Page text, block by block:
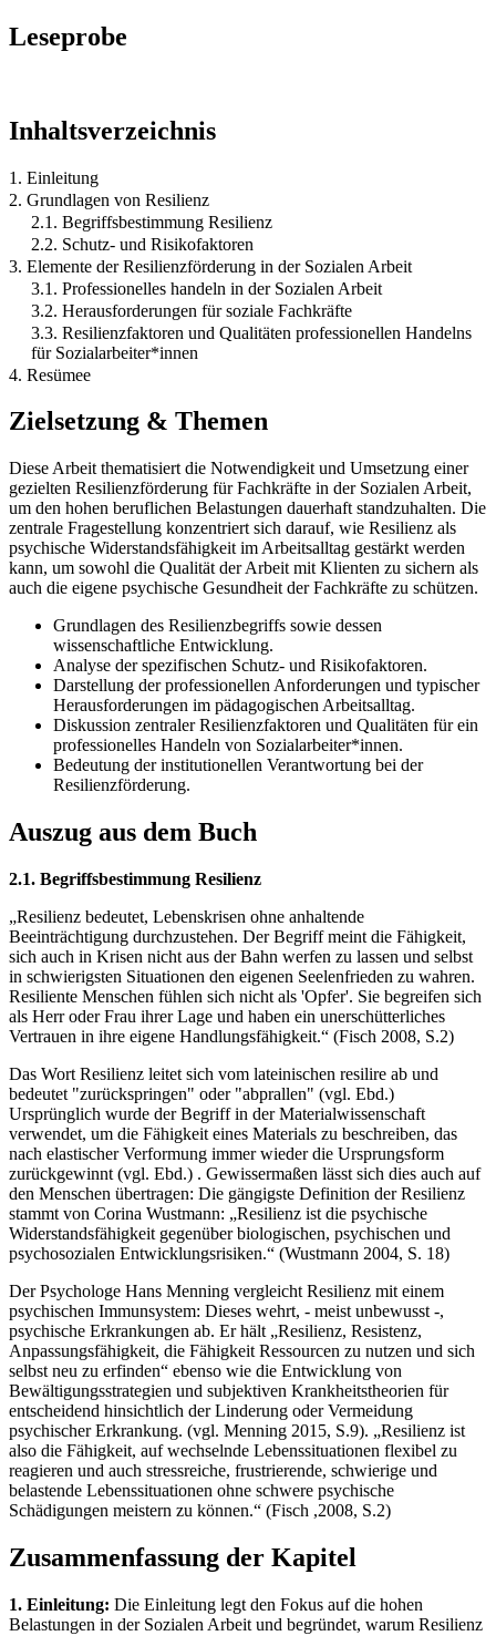
Leseprobe
Inhaltsverzeichnis
1. Einleitung
2. Grundlagen von Resilienz
2.1. Begriffsbestimmung Resilienz
2.2. Schutz- und Risikofaktoren
3. Elemente der Resilienzförderung in der Sozialen Arbeit
3.1. Professionelles handeln in der Sozialen Arbeit
3.2. Herausforderungen für soziale Fachkräfte
3.3. Resilienzfaktoren und Qualitäten professionellen Handelns
für Sozialarbeiter*innen
4. Resümee
Zielsetzung & Themen
Diese Arbeit thematisiert die Notwendigkeit und Umsetzung einer
gezielten Resilienzförderung für Fachkräfte in der Sozialen Arbeit,
um den hohen beruflichen Belastungen dauerhaft standzuhalten. Die
zentrale Fragestellung konzentriert sich darauf, wie Resilienz als
psychische Widerstandsfähigkeit im Arbeitsalltag gestärkt werden
kann, um sowohl die Qualität der Arbeit mit Klienten zu sichern als
auch die eigene psychische Gesundheit der Fachkräfte zu schützen.
Grundlagen des Resilienzbegriffs sowie dessen
wissenschaftliche Entwicklung.
Analyse der spezifischen Schutz- und Risikofaktoren.
Darstellung der professionellen Anforderungen und typischer
Herausforderungen im pädagogischen Arbeitsalltag.
Diskussion zentraler Resilienzfaktoren und Qualitäten für ein
professionelles Handeln von Sozialarbeiter*innen.
Bedeutung der institutionellen Verantwortung bei der
Resilienzförderung.
Auszug aus dem Buch
2.1. Begriffsbestimmung Resilienz
„Resilienz bedeutet, Lebenskrisen ohne anhaltende
Beeinträchtigung durchzustehen. Der Begriff meint die Fähigkeit,
sich auch in Krisen nicht aus der Bahn werfen zu lassen und selbst
in schwierigsten Situationen den eigenen Seelenfrieden zu wahren.
Resiliente Menschen fühlen sich nicht als 'Opfer'. Sie begreifen sich
als Herr oder Frau ihrer Lage und haben ein unerschütterliches
Vertrauen in ihre eigene Handlungsfähigkeit.“ (Fisch 2008, S.2)
Das Wort Resilienz leitet sich vom lateinischen resilire ab und
bedeutet "zurückspringen" oder "abprallen" (vgl. Ebd.)
Ursprünglich wurde der Begriff in der Materialwissenschaft
verwendet, um die Fähigkeit eines Materials zu beschreiben, das
nach elastischer Verformung immer wieder die Ursprungsform
zurückgewinnt (vgl. Ebd.) . Gewissermaßen lässt sich dies auch auf
den Menschen übertragen: Die gängigste Definition der Resilienz
stammt von Corina Wustmann: „Resilienz ist die psychische
Widerstandsfähigkeit gegenüber biologischen, psychischen und
psychosozialen Entwicklungsrisiken.“ (Wustmann 2004, S. 18)
Der Psychologe Hans Menning vergleicht Resilienz mit einem
psychischen Immunsystem: Dieses wehrt, - meist unbewusst -,
psychische Erkrankungen ab. Er hält „Resilienz, Resistenz,
Anpassungsfähigkeit, die Fähigkeit Ressourcen zu nutzen und sich
selbst neu zu erfinden“ ebenso wie die Entwicklung von
Bewältigungsstrategien und subjektiven Krankheitstheorien für
entscheidend hinsichtlich der Linderung oder Vermeidung
psychischer Erkrankung. (vgl. Menning 2015, S.9). „Resilienz ist
also die Fähigkeit, auf wechselnde Lebenssituationen flexibel zu
reagieren und auch stressreiche, frustrierende, schwierige und
belastende Lebenssituationen ohne schwere psychische
Schädigungen meistern zu können.“ (Fisch ,2008, S.2)
Zusammenfassung der Kapitel
1. Einleitung: Die Einleitung legt den Fokus auf die hohen
Belastungen in der Sozialen Arbeit und begründet, warum Resilienz